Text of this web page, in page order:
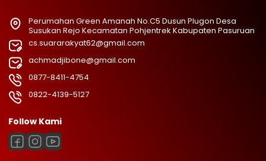
Perumahan Green Amanah No.C5 Dusun Plugon Desa
Susukan Rejo Kecamatan Pohjentrek Kabupaten Pasuruan
cs.suararakyat62@gmail.com
achmadjibone@gmail.com
0877-8411-4754
0822-4139-5127
Follow Kami